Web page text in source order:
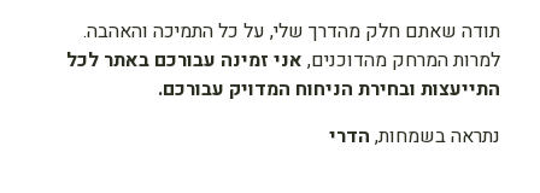
תודה שאתם חלק מהדרך שלי, על כל התמיכה והאהבה.
למרות המרחק מהדוכנים, אני זמינה עבורכם באתר לכל
התייעצות ובחירת הניחוח המדויק עבורכם.
נתראה בשמחות, הדרי